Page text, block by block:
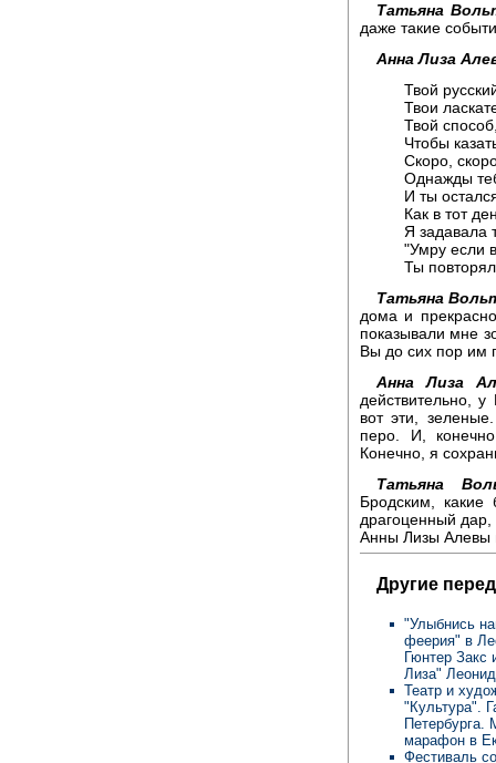
Татьяна
даже такие
Анна Лиза
Твой
Твои
Твой
Чтобы
Скоро,
Однажды
И ты
Как в тот
Я задавала
"Умру если
Ты
Татьяна
дома и
показывали мне
Вы до сих пор им
Анна Лиза
действительно,
вот эти,
перо. И,
Конечно, я
Татьяна
Бродским,
драгоценный
Анны Лизы Алевы
Другие
"Улыбнись
феерия" в
Гюнтер
Лиза"
Театр и
"Культура".
Петербурга.
марафон в
Фестиваль